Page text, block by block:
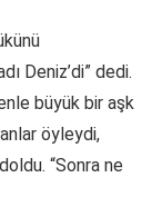
Deniz’di” dedi.
büyük bir aşk
öyleydi,
“Sonra ne